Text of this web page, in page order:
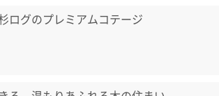
ログのプレミアムコテージ